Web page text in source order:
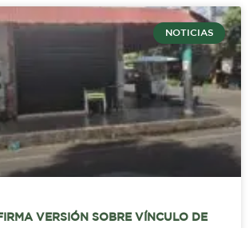
NOTICIAS
VERSIÓN SOBRE VÍNCULO DE